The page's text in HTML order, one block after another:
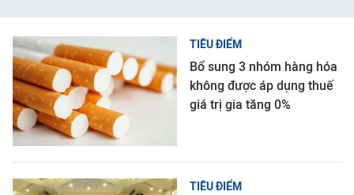
TIÊU ĐIỂM
Bổ sung 3 nhóm hàng hóa
không được áp dụng thuế
giá trị gia tăng 0%
TIÊU ĐIỂM